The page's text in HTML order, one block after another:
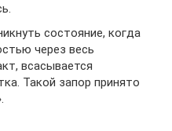
состояние, когда
через весь
всасывается
Такой запор принято